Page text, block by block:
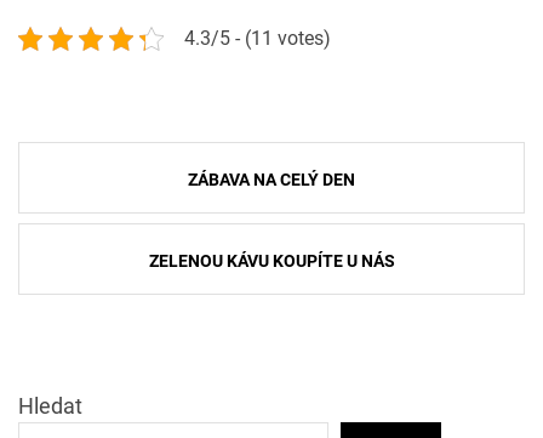
4.3/5 - (11 votes)
Navigace
pro
ZÁBAVA NA CELÝ DEN
ZELENOU KÁVU KOUPÍTE U NÁS
Hledat